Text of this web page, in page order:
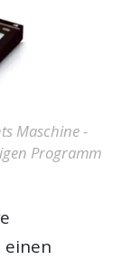
Maschine -
Programm